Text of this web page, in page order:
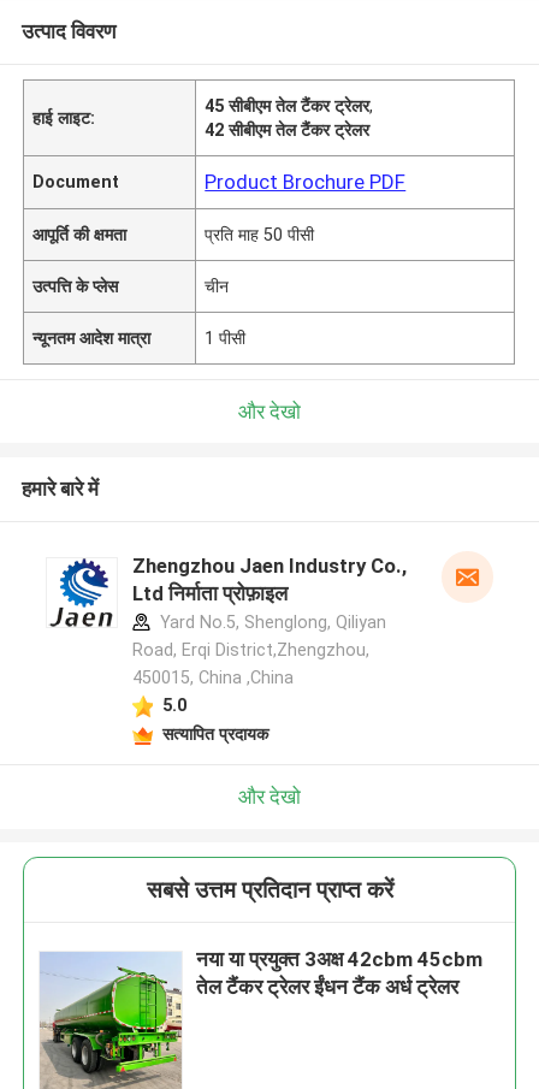
उत्पाद विवरण
हाई लाइट:
45 सीबीएम तेल टैंकर ट्रेलर,
42 सीबीएम तेल टैंकर ट्रेलर
Document Product Brochure PDF
आपूर्ति की क्षमता प्रति माह 50 पीसी
उत्पत्ति के प्लेस चीन
न्यूनतम आदेश मात्रा 1 पीसी
और देखो
हमारे बारे में
Zhengzhou Jaen Industry Co.,
Ltd निर्माता प्रोफ़ाइल
Yard No.5, Shenglong, Qiliyan
Road, Erqi District,Zhengzhou,
450015, China ,China
5.0
सत्यापित प्रदायक
और देखो
सबसे उत्तम प्रतिदान प्राप्त करें
नया या प्रयुक्त 3अक्ष 42cbm 45cbm
तेल टैंकर ट्रेलर ईंधन टैंक अर्ध ट्रेलर